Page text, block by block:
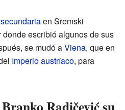
en Sremski
escribió algunos de sus
se mudó aViena, que en
Imperio austríaco, para